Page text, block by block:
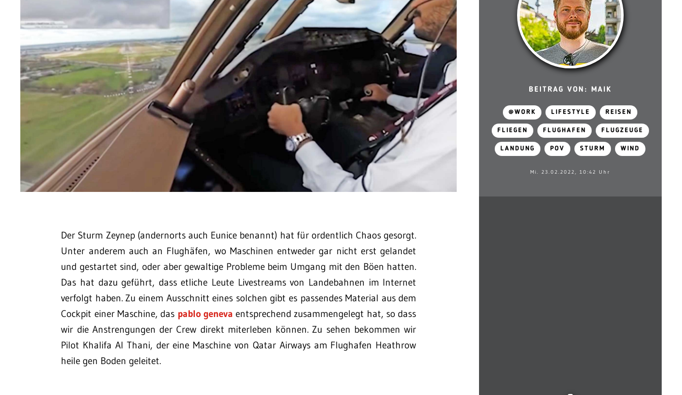
Der Sturm Zeynep (andernorts auch Eunice benannt) hat für ordentlich Chaos gesorgt.
Unter anderem auch an Flughäfen, wo Maschinen entweder gar nicht erst gelandet
und gestartet sind, oder aber gewaltige Probleme beim Umgang mit den Böen hatten.
Das hat dazu geführt, dass etliche Leute Livestreams von Landebahnen im Internet
verfolgt haben. Zu einem Ausschnitt eines solchen gibt es passendes Material aus dem
Cockpit einer Maschine, das pablo geneva entsprechend zusammengelegt hat, so dass
wir die Anstrengungen der Crew direkt miterleben können. Zu sehen bekommen wir
Pilot Khalifa Al Thani, der eine Maschine von Qatar Airways am Flughafen Heathrow
heile gen Boden geleitet.
BEITRAG VON: MAIK
@WORK LIFESTYLE REISEN
FLIEGEN FLUGHAFEN FLUGZEUGE
LANDUNG POV STURM WIND
Mi. 23.02.2022, 10:42 Uhr